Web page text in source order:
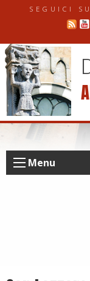
p
n
SEGUICI SU
Menu